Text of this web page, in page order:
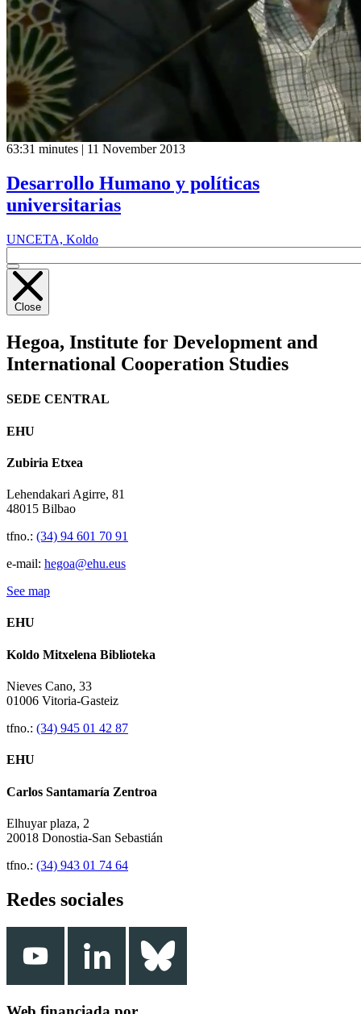
63:31 minutes | 11 November 2013
Desarrollo Humano y políticas
universitarias
UNCETA, Koldo
Close
Hegoa, Institute for Development and
International Cooperation Studies
SEDE CENTRAL
EHU
Zubiria Etxea
Lehendakari Agirre, 81
48015 Bilbao
tfno.: (34) 94 601 70 91
e-mail: hegoa@ehu.eus
See map
EHU
Koldo Mitxelena Biblioteka
Nieves Cano, 33
01006 Vitoria-Gasteiz
tfno.: (34) 945 01 42 87
EHU
Carlos Santamaría Zentroa
Elhuyar plaza, 2
20018 Donostia-San Sebastián
tfno.: (34) 943 01 74 64
Redes sociales